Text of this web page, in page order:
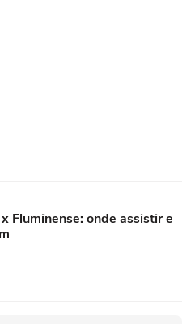
Fluminense: onde assistir e